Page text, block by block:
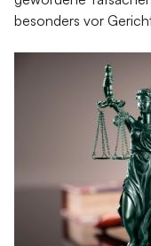
besonders vor